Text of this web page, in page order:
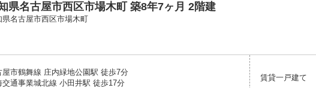
県名古屋市西区市場木町 築8年7ヶ月 2階建
県名古屋市西区市場木町
屋市鶴舞線 庄内緑地公園駅 徒歩7分
交通事業城北線 小田井駅 徒歩17分
賃貸一戸建て